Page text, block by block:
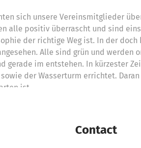
sich unsere Vereinsmitglieder
alle positiv überrascht und sind
der richtige Weg ist. In der doch
Alle sind grün und
gerade im entstehen. In kürzester
der Wasserturm errichtet.
ist.
Contact